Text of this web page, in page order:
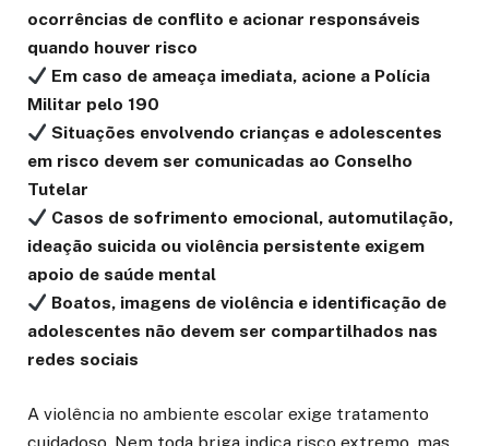
ocorrências de conflito e acionar responsáveis
quando houver risco
Em caso de ameaça imediata, acione a Polícia
Militar pelo 190
Situações envolvendo crianças e adolescentes
em risco devem ser comunicadas ao Conselho
Tutelar
Casos de sofrimento emocional, automutilação,
ideação suicida ou violência persistente exigem
apoio de saúde mental
Boatos, imagens de violência e identificação de
adolescentes não devem ser compartilhados nas
redes sociais
A violência no ambiente escolar exige tratamento